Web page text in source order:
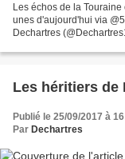
Les échos de la
unes d'aujourd'hui via
Dechartres
Les héritiers de
Publié le 25/09/2017 à
Par Dechartres